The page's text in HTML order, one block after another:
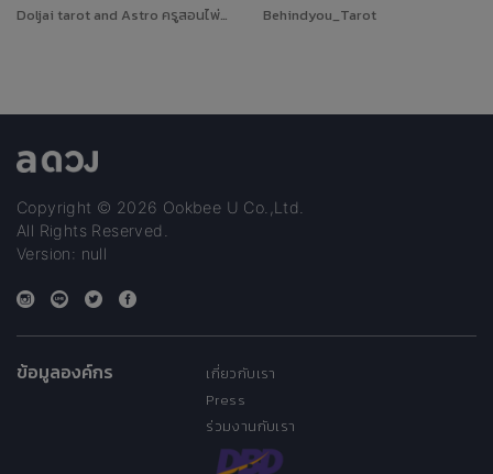
Doljai tarot and Astro ครูสอนไพ่ทาโรต์ Behindyou_Tarot
Copyright © 2026 Ookbee U Co.,Ltd.
All Rights Reserved.
Version: null
ข้อมูลองค์กร
เกี่ยวกับเรา
Press
ร่วมงานกับเรา